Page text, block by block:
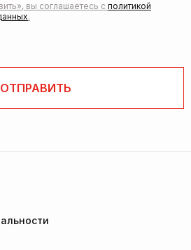
вы соглашаетесь с политикой
.